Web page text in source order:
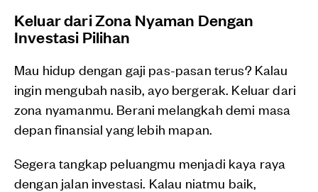
Keluar dari Zona Nyaman Dengan
Investasi Pilihan
Mau hidup dengan gaji pas-pasan terus? Kalau
ingin mengubah nasib, ayo bergerak. Keluar dari
zona nyamanmu. Berani melangkah demi masa
depan finansial yang lebih mapan.
Segera tangkap peluangmu menjadi kaya raya
dengan jalan investasi. Kalau niatmu baik,